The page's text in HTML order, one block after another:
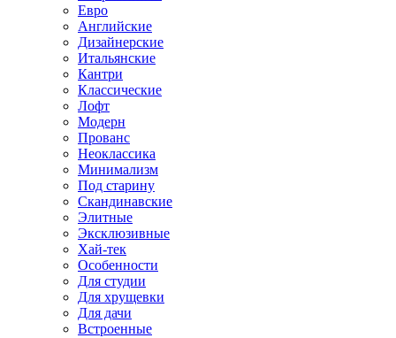
Евро
Английские
Дизайнерские
Итальянские
Кантри
Классические
Лофт
Модерн
Прованс
Неоклассика
Минимализм
Под старину
Скандинавские
Элитные
Эксклюзивные
Хай-тек
Особенности
Для студии
Для хрущевки
Для дачи
Встроенные